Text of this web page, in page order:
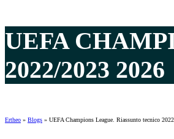
UEFA
2022/2023 2026
Ertheo » Blogs » UEFA Champions League. Riassunto tecnico